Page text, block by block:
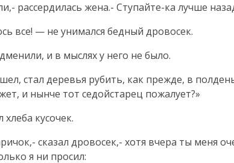
рассердилась жена.- Ступайте-ка лучше
все! — не унимался бедный дровосек.
и в мыслях у него не было.
стал деревья рубить, как прежде, в
и нынче тот седойстарец пожалует?»
кусочек.
сказал дровосек,- хотя вчера ты меня
я ни просил: